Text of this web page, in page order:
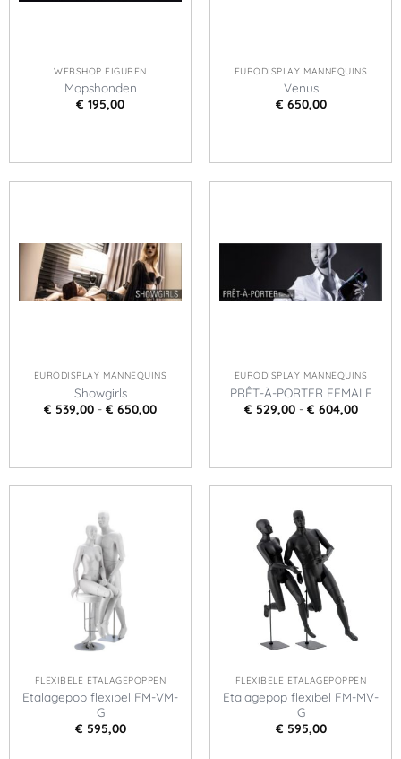
WEBSHOP FIGUREN
Mopshonden
€ 195,00
EURODISPLAY MANNEQUINS
Venus
€ 650,00
EURODISPLAY MANNEQUINS
Showgirls
€ 539,00 - € 650,00Prijsklasse:
EURODISPLAY MANNEQUINS
PRÊT-À-PORTER FEMALE
€ 529,00 - € 604,00
FLEXIBELE ETALAGEPOPPEN
Etalagepop flexibel FM-VM-
G
€ 595,00
FLEXIBELE ETALAGEPOPPEN
Etalagepop flexibel FM-MV-
G
€ 595,00